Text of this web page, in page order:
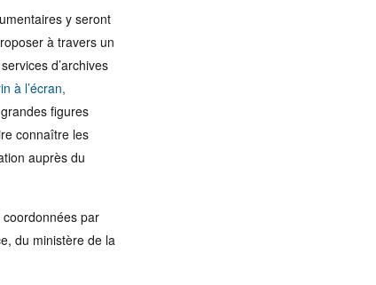
y seront
à travers un
d’archives
à l’écran,
figures
connaître les
auprès du
par
du ministère de la